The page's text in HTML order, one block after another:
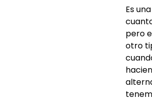
Es
pero
otro